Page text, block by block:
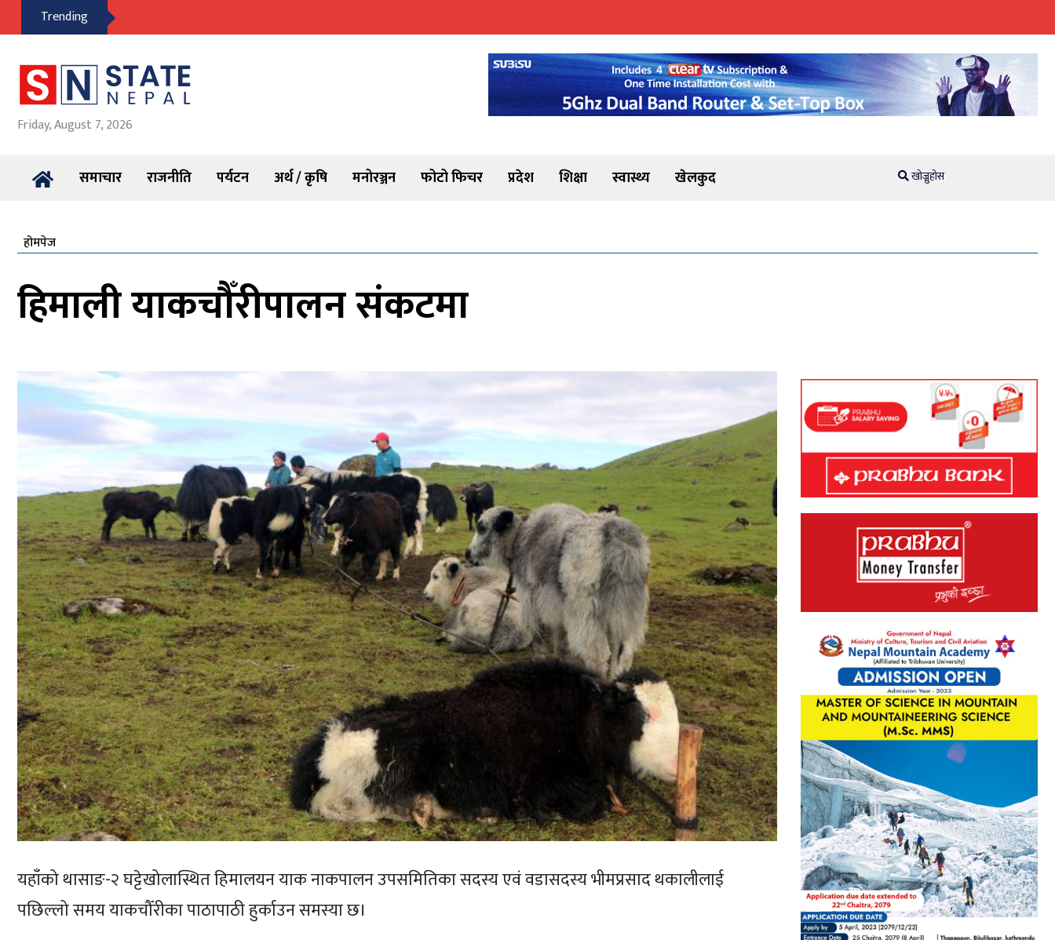
Trending
Friday, August 7, 2026
समाचार राजनीति पर्यटन अर्थ / कृषि मनोरञ्जन फोटो फिचर प्रदेश शिक्षा स्वास्थ्य खेलकुद खोज्नुहोस
होमपेज
हिमाली याकचौँरीपालन संकटमा
यहाँको थासाङ-२ घट्टेखोलास्थित हिमालयन याक नाकपालन उपसमितिका सदस्य एवं वडासदस्य भीमप्रसाद थकालीलाई
पछिल्लो समय याकचौँरीका पाठापाठी हुर्काउन समस्या छ।